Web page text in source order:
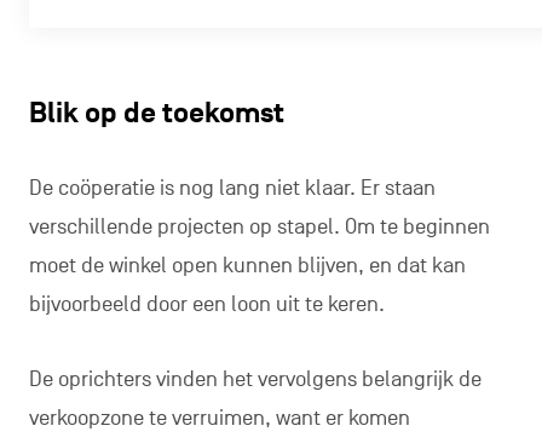
Blik op de toekomst
De coöperatie is nog lang niet klaar. Er staan
verschillende projecten op stapel. Om te beginnen
moet de winkel open kunnen blijven, en dat kan
bijvoorbeeld door een loon uit te keren.
De oprichters vinden het vervolgens belangrijk de
verkoopzone te verruimen, want er komen